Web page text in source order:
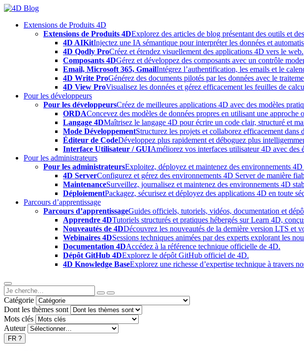
Skip
contentExtensions de Produits 4D
Extensions de Produits 4DExplorez des articles de blog présentant des outils et
4D AIKitInjectez une IA sémantique pour interpréter les données et
4D Qodly ProCréez et étendez visuellement des applications 4D vers le web.
Composants 4DGérez et développez des composants avec un contrôle
Email, Microsoft 365, GmailIntégrez l’authentification, les emails et le
4D Write ProGénérez des documents pilotés par les données avec le
4D View ProVisualisez les données et gérez efficacement les feuilles de
Pour les développeurs
Pour les développeursCréez de meilleures applications 4D avec des modèles
ORDAConcevez des modèles de données propres en utilisant une
Langage 4DMaîtrisez le langage 4D pour écrire un code clair, structuré et
Mode DéveloppementStructurez les projets et collaborez efficacement dans
Éditeur de CodeDéveloppez plus rapidement et déboguez plus
Interface Utilisateur / GUIAméliorez vos interfaces utilisateur 4D avec des
Pour les administrateurs
Pour les administrateursExploitez, déployez et maintenez des environnements
4D ServerConfigurez et gérez des environnements 4D Server de manière
MaintenanceSurveillez, journalisez et maintenez des environnements 4D
DéploiementPackagez, sécurisez et déployez des applications 4D en toute
Parcours d’apprentissage
Parcours d’apprentissageGuides officiels, tutoriels, vidéos, documentation et
Apprendre 4DTutoriels structurés et pratiques hébergés sur Learn 4D,
Nouveautés de 4DDécouvrez les nouveautés de la dernière version LTS et
Webinaires 4DSessions techniques animées par des experts explorant les
Documentation 4DAccédez à la référence technique officielle de 4D.
Dépôt GitHub 4DExplorez le dépôt GitHub officiel de 4D.
4D Knowledge BaseExplorez une richesse d’expertise technique à travers
Catégorie
Dont les thèmes sont
Mots clés
Auteur
FR ?